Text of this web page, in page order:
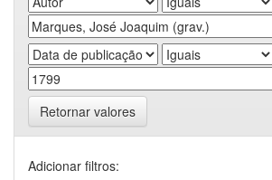
Retornar valores
Adicionar filtros: